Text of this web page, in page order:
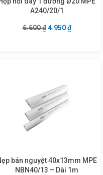
4.523 ₫.
A240/20/1
6.600₫ Giá gốc là: 6.600
4.950₫Giá hiện
bán nguyệt 40x13mm MPE
NBN40/13 – Dài 1m